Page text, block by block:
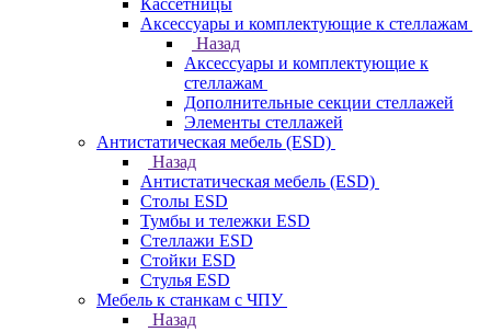
Кассетницы
Аксесcуары и комплектующие к стеллажам
Назад
Аксесcуары и комплектующие к
стеллажам
Дополнительные секции стеллажей
Элементы стеллажей
Антистатическая мебель (ESD)
Назад
Антистатическая мебель (ESD)
Столы ESD
Тумбы и тележки ESD
Стеллажи ESD
Стойки ESD
Стулья ESD
Мебель к станкам с ЧПУ
Назад